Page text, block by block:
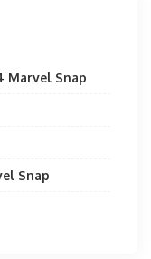
Marvel Snap
Snap